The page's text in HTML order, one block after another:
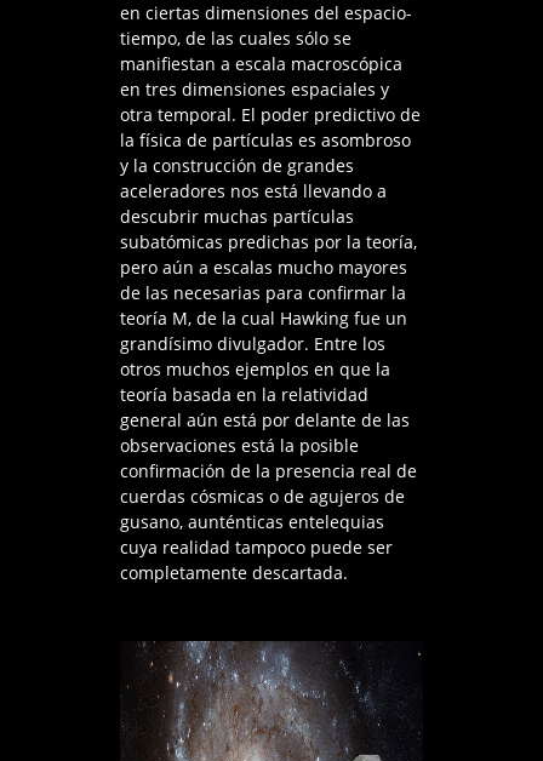
en ciertas dimensiones del espacio-
tiempo, de las cuales sólo se
manifiestan a escala macroscópica
en tres dimensiones espaciales y
otra temporal. El poder predictivo de
la física de partículas es asombroso
y la construcción de grandes
aceleradores nos está llevando a
descubrir muchas partículas
subatómicas predichas por la teoría,
pero aún a escalas mucho mayores
de las necesarias para confirmar la
teoría M, de la cual Hawking fue un
grandísimo divulgador. Entre los
otros muchos ejemplos en que la
teoría basada en la relatividad
general aún está por delante de las
observaciones está la posible
confirmación de la presencia real de
cuerdas cósmicas o de agujeros de
gusano, aunténticas entelequias
cuya realidad tampoco puede ser
completamente descartada.